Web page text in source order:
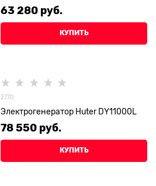
63 280 руб.
КУПИТЬ
2770
Электрогенератор Huter DY11000L
78 550 руб.
КУПИТЬ